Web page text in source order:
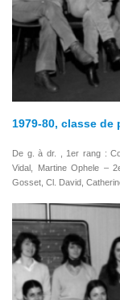
1979-80, classe de
De g. à dr. , 1er rang :
Vidal, Martine Ophele –
Gosset, Cl. David,